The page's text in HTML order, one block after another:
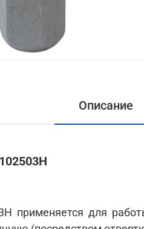
Описание
применяется для